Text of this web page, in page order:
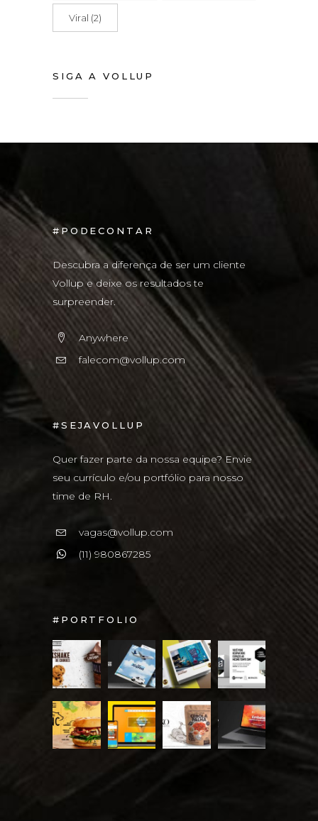
Viral (2)
SIGA A VOLLUP
#PODECONTAR
Descubra a diferença de ser um cliente
Vollup e deixe os resultados te
surpreender.
Anywhere
falecom@vollup.com
#SEJAVOLLUP
Quer fazer parte da nossa equipe? Envie
seu currículo e/ou portfólio para nosso
time de RH.
vagas@vollup.com
(11) 980867285
#PORTFOLIO